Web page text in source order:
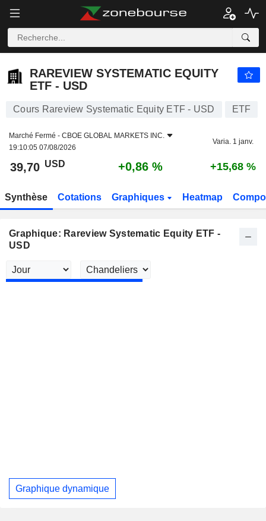
RAREVIEW SYSTEMATIC EQUITY
ETF - USD
Cours Rareview Systematic Equity ETF - USD ETF
Marché Fermé - CBOE GLOBAL MARKETS INC.
19:10:05 07/08/2026
Varia. 1 janv.
39,70 USD +0,86 % +15,68 %
Synthèse Cotations Graphiques Heatmap
Graphique: Rareview Systematic Equity ETF -
USD
Graphique dynamique